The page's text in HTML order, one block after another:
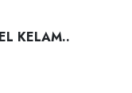
KELAM..